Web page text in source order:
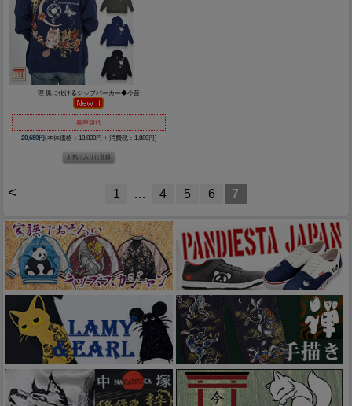
狸 狐に化けるジップパーカー◆今昔
在庫切れ
20,680円(本体価格：18,800円 + 消費税：1,880円)
< 1 … 4 5 6 7